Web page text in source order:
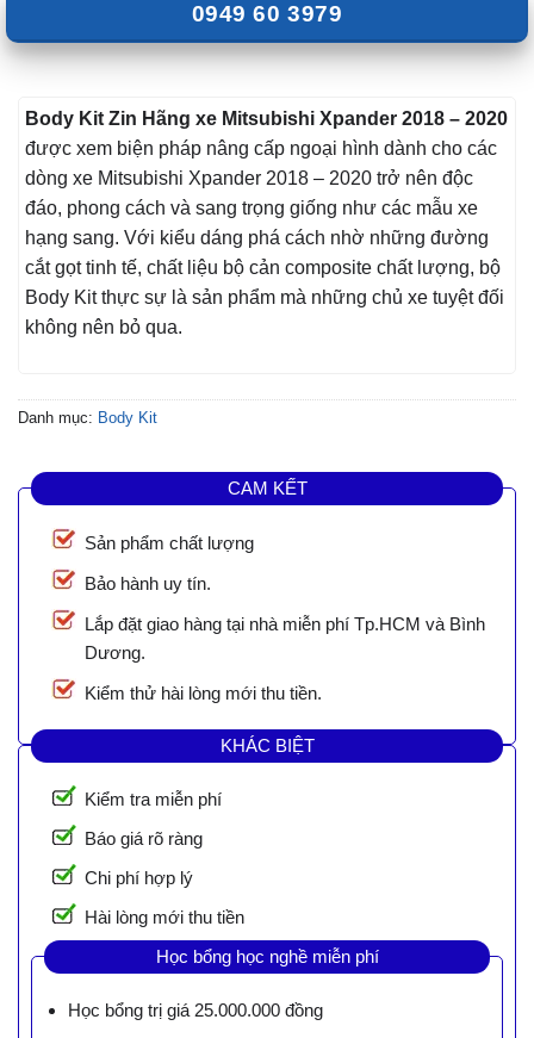
0949 60 3979
Body Kit Zin Hãng xe Mitsubishi Xpander 2018 – 2020
được xem biện pháp nâng cấp ngoại hình dành cho các
dòng xe Mitsubishi Xpander 2018 – 2020 trở nên độc
đáo, phong cách và sang trọng giống như các mẫu xe
hạng sang. Với kiểu dáng phá cách nhờ những đường
cắt gọt tinh tế, chất liệu bộ cản composite chất lượng, bộ
Body Kit thực sự là sản phẩm mà những chủ xe tuyệt đối
không nên bỏ qua.
Danh mục: Body Kit
CAM KẾT
Sản phẩm chất lượng
Bảo hành uy tín.
Lắp đặt giao hàng tại nhà miễn phí Tp.HCM và Bình
Dương.
Kiểm thử hài lòng mới thu tiền.
KHÁC BIỆT
Kiểm tra miễn phí
Báo giá rõ ràng
Chi phí hợp lý
Hài lòng mới thu tiền
Học bổng học nghề miễn phí
Học bổng trị giá 25.000.000 đồng